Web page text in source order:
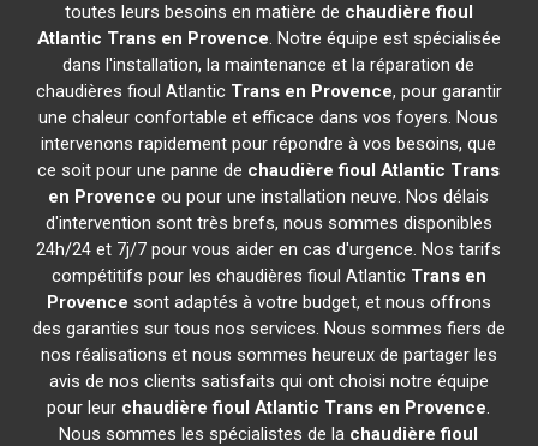
toutes leurs besoins en matière de chaudière fioul
Atlantic Trans en Provence. Notre équipe est spécialisée
dans l'installation, la maintenance et la réparation de
chaudières fioul Atlantic Trans en Provence, pour garantir
une chaleur confortable et efficace dans vos foyers. Nous
intervenons rapidement pour répondre à vos besoins, que
ce soit pour une panne de chaudière fioul Atlantic Trans
en Provence ou pour une installation neuve. Nos délais
d'intervention sont très brefs, nous sommes disponibles
24h/24 et 7j/7 pour vous aider en cas d'urgence. Nos tarifs
compétitifs pour les chaudières fioul Atlantic Trans en
Provence sont adaptés à votre budget, et nous offrons
des garanties sur tous nos services. Nous sommes fiers de
nos réalisations et nous sommes heureux de partager les
avis de nos clients satisfaits qui ont choisi notre équipe
pour leur chaudière fioul Atlantic Trans en Provence.
Nous sommes les spécialistes de la chaudière fioul